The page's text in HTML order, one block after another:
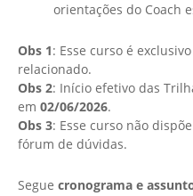
orientações do Coach
Obs 1: Esse curso é
relacionado.
Obs 2: Início efetivo das
em 02/06/2026.
Obs 3: Esse curso não
fórum de dúvidas.
Segue cronograma e